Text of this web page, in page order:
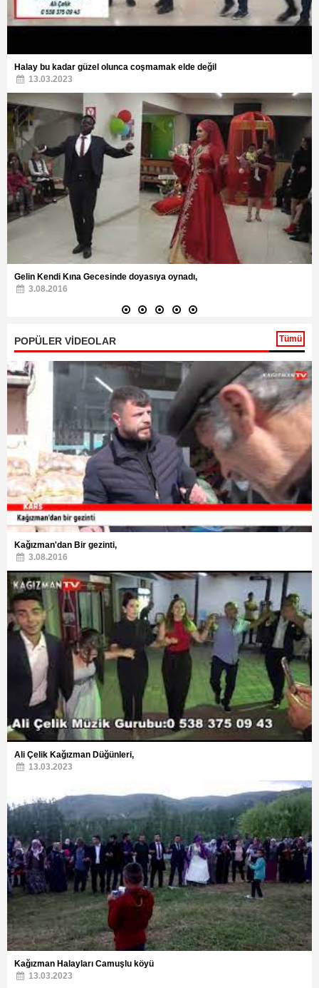
Halay bu kadar güzel olunca coşmamak elde değil
13.03.2023
Gelin Kendi Kına Gecesinde doyasıya oynadı,
3.08.2016
POPÜLER VİDEOLAR Tümü
Kağızman'dan Bir gezinti,
3.08.2016
Ali Çelik Kağızman Düğünleri,
13.03.2023
Kağızman Halayları Camuşlu köyü
13.03.2023